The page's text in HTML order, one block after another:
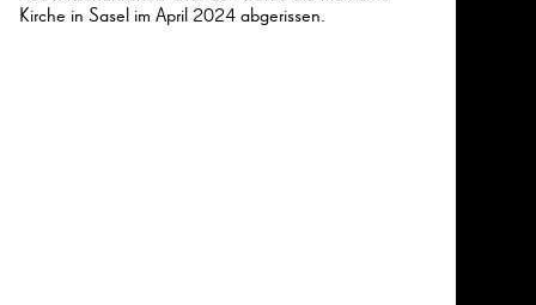
Kirche in Sasel im April 2024 abgerissen.